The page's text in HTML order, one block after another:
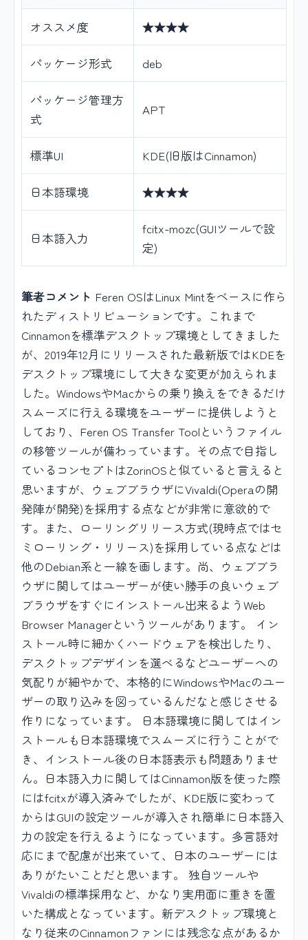
オススメ度 ★★★★
パッケージ形式 deb
パッケージ管理方
式
APT
標準UI KDE(旧版はCinnamon)
日本語環境 ★★★★
日本語入力
fcitx-mozc(GUIツールで設
定)
筆者コメント Feren OSはLinux Mintをベースに作ら
れたディストリビューションです。これまで
Cinnamonを標準デスクトップ環境としてきました
が、2019年12月にリリースされた最新版ではKDEを
デスクトップ環境にして大きな変更が加えられま
した。WindowsやMacからの乗り換えをできるだけ
スムーズに行える環境をユーザーに提供しようと
しており、Feren OS Transfer Toolというファイル
の移管ツールが備わっています。その点で目指し
ているコンセプトはZorinOSと似ていると言えると
思いますが、ウェブブラウザにVivaldi(Operaの開
発陣が開発)を採用する点などが非常に意欲的で
す。また、ローリングリリース方式(現時点ではセ
ミローリング・リリース)を採用している点などは
他のDebian系と一線を画します。尚、ウェブブラ
ウザに関してはユーザーが使い勝手の良いウェブ
ブラウザをすぐにインストール出来るようWeb
Browser Managerというツールがあります。 イン
ストール時に細かくハードウェアを検出したり、
デスクトップデザインを選べるなどユーザーへの
気配りが細やかで、本格的にWindowsやMacのユー
ザーの取り込みを図っているんだなと感じさせる
作りになっています。 日本語環境に関してはイン
ストールも日本語環境でスムーズに行うことがで
き、インストール後の日本語表示も問題ありませ
ん。日本語入力に関してはCinnamon版を使った際
にはfcitxが導入済みでしたが、KDE版に変わって
からはGUIの設定ツールが導入され簡単に日本語入
力の設定を行えるようになっています。多言語対
応にまで配慮が出来ていて、日本のユーザーには
ありがたいことだと思います。 独自ツールや
Vivaldiの標準採用など、かなり実用面に重きを置
いた構成となっています。新デスクトップ環境と
なり従来のCinnamonファンには残念な点があるか